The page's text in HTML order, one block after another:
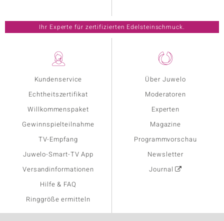
Kundenservice
Echtheitszertifikat
Willkommenspaket
Gewinnspielteilnahme
TV-Empfang
Juwelo-Smart-TV App
Versandinformationen
Hilfe & FAQ
Ringgröße ermitteln
Über Juwelo
Moderatoren
Experten
Magazine
Programmvorschau
Newsletter
Journal
Ihr Experte für zertifizierten Edelsteinschmuck.